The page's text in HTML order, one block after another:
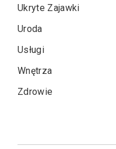
Ukryte Zajawki
Uroda
Usługi
Wnętrza
Zdrowie